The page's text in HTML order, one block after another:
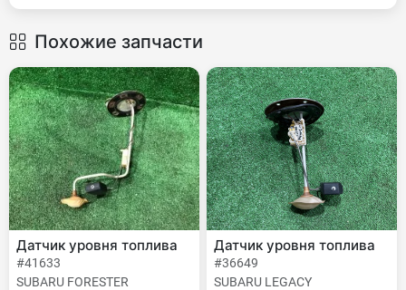
Похожие запчасти
Датчик уровня топлива
#41633
SUBARU FORESTER
Датчик уровня топлива
#36649
SUBARU LEGACY